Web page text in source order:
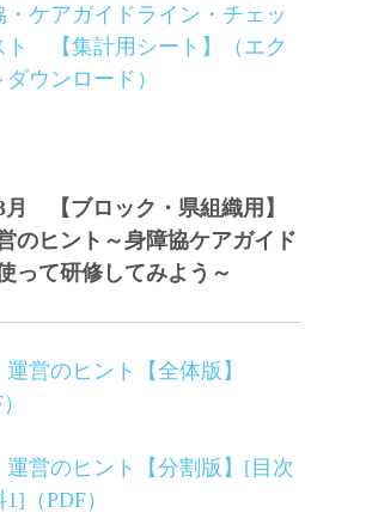
・ケアガイドライン・チェッ
ト 【集計用シート】（エク
ウンロード）
月 【ブロック・県組織用】
のヒント～身障協ケアガイド
って研修してみよう～
営のヒント【全体版】
運営のヒント【分割版】[目次
（PDF）